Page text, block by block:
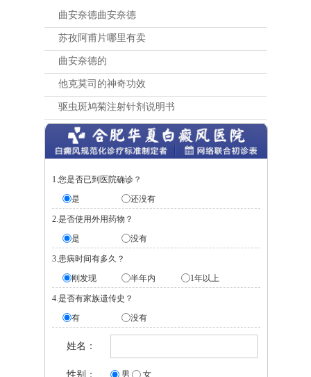
曲安奈德曲安奈德
苏孜阿甫片哪里有卖
曲安奈德的
他克莫司的神奇功效
驱虫斑鸠菊注射针剂说明书
1.您是否已到医院确诊？
是
还没有
2.是否使用外用药物？
是
没有
3.患病时间有多久？
刚发现
半年内 1年以上
4.是否有家族遗传史？
有
没有
姓名：
性别： 男 女